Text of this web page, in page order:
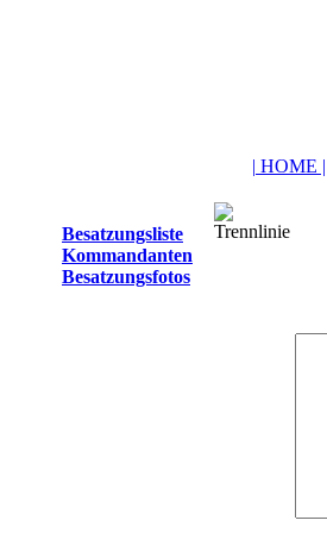
| HOME |
Besatzungsliste
Kommandanten
Besatzungsfotos